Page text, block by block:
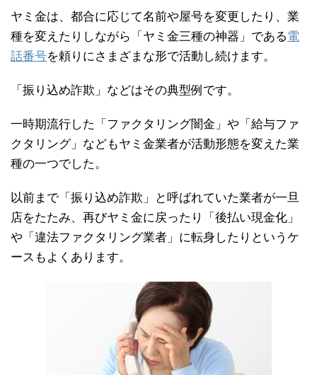
ヤミ金は、都合に応じて名前や屋号を変更したり、業
種を変えたりしながら「ヤミ金三種の神器」である電
話番号を頼りにさまざまな形で活動し続けます。
「振り込め詐欺」などはその典型例です。
一時期流行した「ファクタリング闇金」や「給与ファ
クタリング」などもヤミ金業者が活動形態を変えた業
種の一つでした。
以前まで「振り込め詐欺」と呼ばれていた業者が一旦
店をたたみ、再びヤミ金に戻ったり「後払い現金化」
や「違法ファクタリング業者」に転身したりというケ
ースもよくあります。